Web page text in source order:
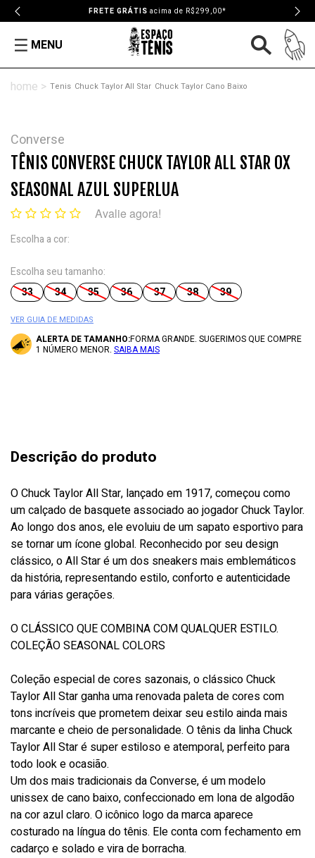
FRETE GRÁTIS acima de R$299,00*
MENU
Tenis Chuck Taylor All Star Chuck Taylor Cano Baixo
Converse
TÊNIS CONVERSE CHUCK TAYLOR ALL STAR OX
SEASONAL AZUL SUPERLUA
Avalie agora!
Escolha a cor:
Escolha seu tamanho:
33
34 35 36 37 38 39
VER GUIA DE MEDIDAS
ALERTA DE TAMANHO:FORMA GRANDE. SUGERIMOS QUE COMPRE
1 NÚMERO MENOR. SAIBA MAIS
Descrição do produto
O Chuck Taylor All Star, lançado em 1917, começou como
um calçado de basquete associado ao jogador Chuck Taylor.
Ao longo dos anos, ele evoluiu de um sapato esportivo para
se tornar um ícone global. Reconhecido por seu design
clássico, o All Star é um dos sneakers mais emblemáticos
da história, representando estilo, conforto e autenticidade
para várias gerações.
O CLÁSSICO QUE COMBINA COM QUALQUER ESTILO.
COLEÇÃO SEASONAL COLORS
Coleção especial de cores sazonais, o clássico Chuck
Taylor All Star ganha uma renovada paleta de cores com
tons incríveis que prometem deixar seu estilo ainda mais
marcante e cheio de personalidade. O tênis da linha Chuck
Taylor All Star é super estiloso e atemporal, perfeito para
todo look e ocasião.
Um dos mais tradicionais da Converse, é um modelo
unissex de cano baixo, confeccionado em lona de algodão
na cor azul claro. O icônico logo da marca aparece
costurado na língua do tênis. Ele conta com fechamento em
cadarço e solado e vira de borracha.